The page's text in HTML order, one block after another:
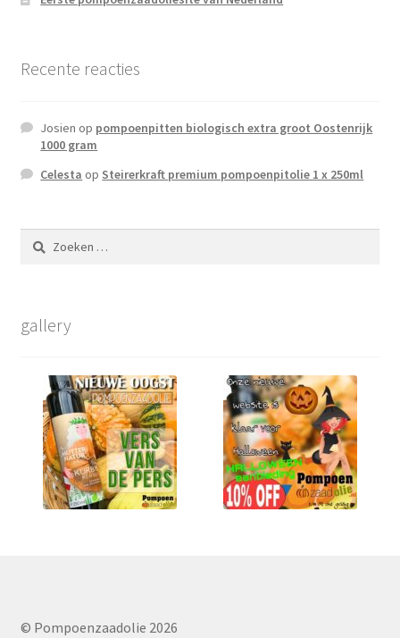
Recente reacties
Josien op pompoenpitten biologisch extra groot Oostenrijk
1000 gram
Celesta op Steirerkraft premium pompoenpitolie 1 x 250ml
Zoeken
naar:
gallery
© Pompoenzaadolie 2026